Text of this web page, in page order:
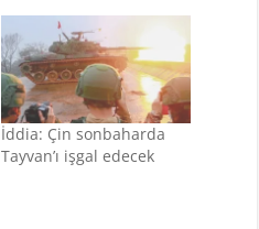
İddia: Çin sonbaharda
Tayvan’ı işgal edecek